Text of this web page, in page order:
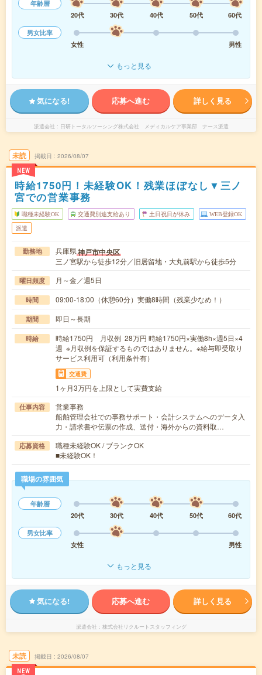
年齢層
20代
30代 40代 50代
60代
男女比率
女性
男性
もっと見る
気になる! 応募へ進む 詳しく見る
派遣会社 日研トータルソーシング株式会社 メディカルケア事業部 ナース派遣
未読
NEW
掲載日 2026/08/07
時給1750円！未経験OK！残業ほぼなし▼三ノ
宮での営業事務
職種未経験OK 交通費別途支給あり 土日祝日が休み WEB登録OK
派遣
勤務地 兵庫県神戸市中央区
三ノ宮駅から徒歩12分／旧居留地・大丸前駅から徒歩5分
曜日頻度 月～金／週5日
時間 09:00-18:00（休憩60分）実働8時間（残業少なめ！）
期間 即日～長期
時給
時給1750円 月収例 28万円 時給1750円×実働8h×週5日×4
週 ※月収例を保証するものではありません。※給与即受取り
サービス利用可（利用条件有）
交通費
1ヶ月3万円を上限として実費支給
仕事内容
営業事務
船舶管理会社での事務サポート・会計システムへのデータ入
力・請求書や伝票の作成、送付・海外からの資料取…
応募資格
職種未経験OK / ブランクOK
■未経験OK！
職場の雰囲気
年齢層
20代
30代 40代 50代
60代
男女比率
女性
男性
もっと見る
気になる! 応募へ進む 詳しく見る
派遣会社 株式会社リクルートスタッフィング
未読
NEW
掲載日 2026/08/07